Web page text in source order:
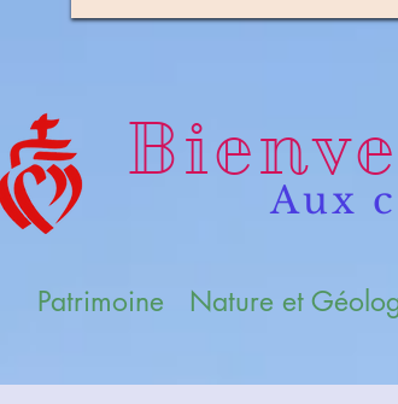
Aux
Patrimoine Nature et